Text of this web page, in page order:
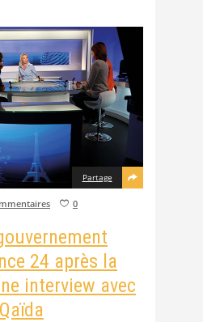
Partage
0
24 après la
interview avec